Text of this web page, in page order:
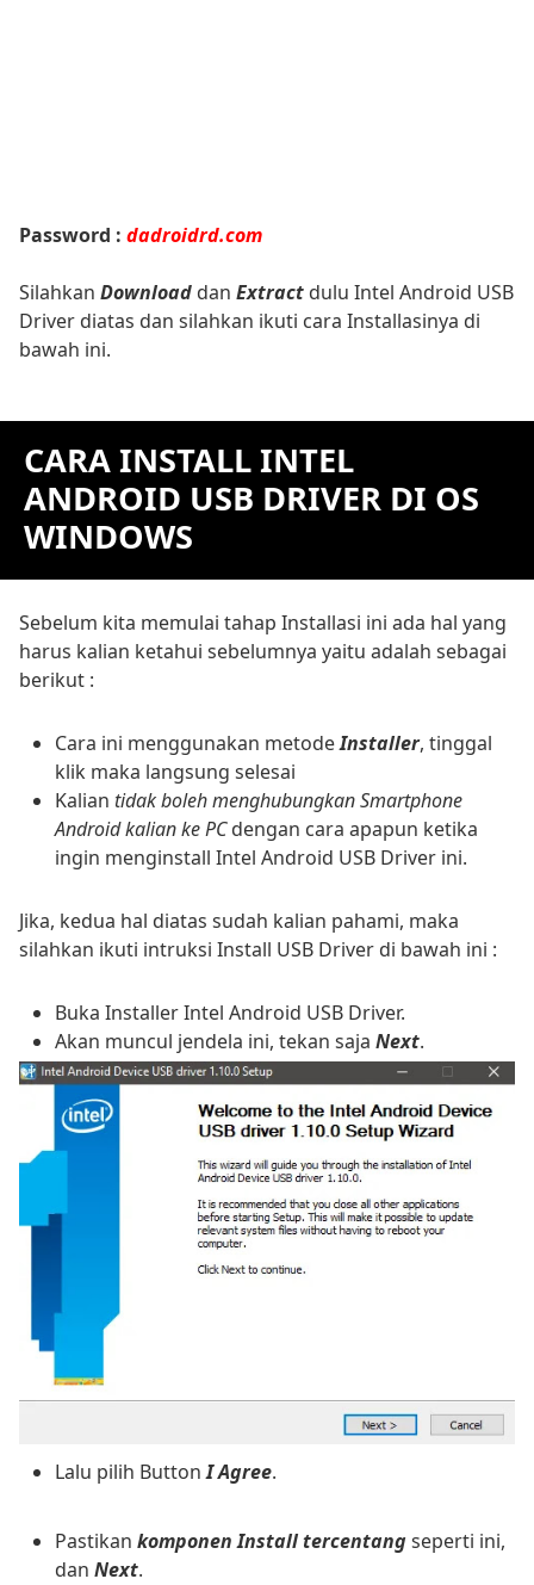
Password : dadroidrd.com
Silahkan Download dan Extract dulu Intel Android USB
Driver diatas dan silahkan ikuti cara Installasinya di
bawah ini.
CARA INSTALL INTEL
ANDROID USB DRIVER DI OS
WINDOWS
Sebelum kita memulai tahap Installasi ini ada hal yang
harus kalian ketahui sebelumnya yaitu adalah sebagai
berikut :
Cara ini menggunakan metodeInstaller, tinggal
klik maka langsung selesai
Kalian tidak boleh menghubungkan Smartphone
Android kalian ke PCdengan cara apapun ketika
ingin menginstall Intel Android USB Driver ini.
Jika, kedua hal diatas sudah kalian pahami, maka
silahkan ikuti intruksi Install USB Driver di bawah ini :
Buka Installer Intel Android USB Driver.
Akan muncul jendela ini, tekan saja Next.
Lalu pilih ButtonI Agree.
Pastikan komponen Install tercentangseperti ini,
dan Next.